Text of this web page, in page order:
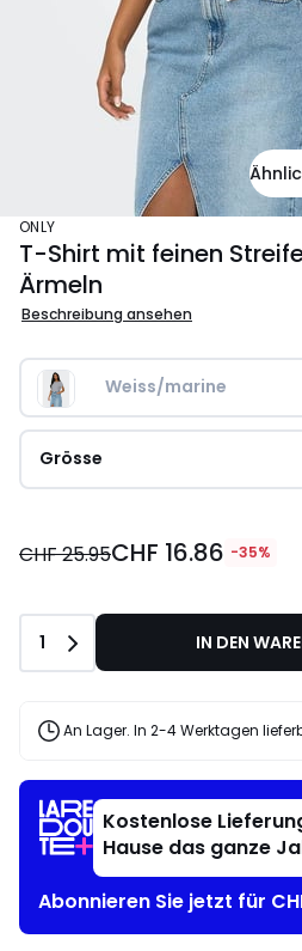
ONLY
T-Shirt mit feinen
Ärmeln
Beschreibung ansehen
Weiss/marine
Grösse
16.86
35%
angewandter
CHF 25.95CHF 16.86 -35%
Anzahl
1 IN DEN
An Lager. In 2-4 Werktagen
Kostenlose
Hause das ganze
Abonnieren Sie jetzt für